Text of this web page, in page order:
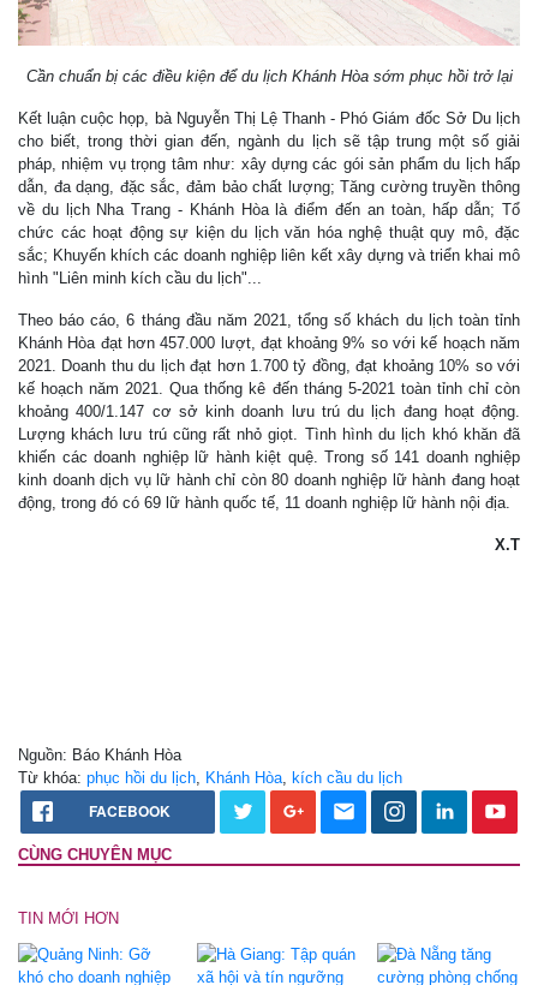
Cần chuẩn bị các điều kiện để du lịch Khánh Hòa sớm phục hồi trở lại
Kết luận cuộc họp, bà Nguyễn Thị Lệ Thanh - Phó Giám đốc Sở Du lịch
cho biết, trong thời gian đến, ngành du lịch sẽ tập trung một số giải
pháp, nhiệm vụ trọng tâm như: xây dựng các gói sản phẩm du lịch hấp
dẫn, đa dạng, đặc sắc, đảm bảo chất lượng; Tăng cường truyền thông
về du lịch Nha Trang - Khánh Hòa là điểm đến an toàn, hấp dẫn; Tổ
chức các hoạt động sự kiện du lịch văn hóa nghệ thuật quy mô, đặc
sắc; Khuyến khích các doanh nghiệp liên kết xây dựng và triển khai mô
hình "Liên minh kích cầu du lịch"...
Theo báo cáo, 6 tháng đầu năm 2021, tổng số khách du lịch toàn tỉnh
Khánh Hòa đạt hơn 457.000 lượt, đạt khoảng 9% so với kế hoạch năm
2021. Doanh thu du lịch đạt hơn 1.700 tỷ đồng, đạt khoảng 10% so với
kế hoạch năm 2021. Qua thống kê đến tháng 5-2021 toàn tỉnh chỉ còn
khoảng 400/1.147 cơ sở kinh doanh lưu trú du lịch đang hoạt động.
Lượng khách lưu trú cũng rất nhỏ giọt. Tình hình du lịch khó khăn đã
khiến các doanh nghiệp lữ hành kiệt quệ. Trong số 141 doanh nghiệp
kinh doanh dịch vụ lữ hành chỉ còn 80 doanh nghiệp lữ hành đang hoạt
động, trong đó có 69 lữ hành quốc tế, 11 doanh nghiệp lữ hành nội địa.
X.T
Nguồn: Báo Khánh Hòa
Từ khóa: phục hồi du lịch Khánh Hòa kích cầu du lịch
FACEBOOK
CÙNG CHUYÊN MỤC
TIN MỚI HƠN